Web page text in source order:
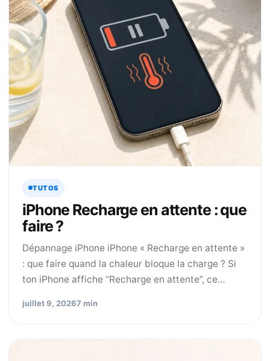
TUTOS
iPhone Recharge en attente : que
faire ?
Dépannage iPhone iPhone « Recharge en attente »
: que faire quand la chaleur bloque la charge ? Si
ton iPhone affiche “Recharge en attente”, ce…
juillet 9, 20267 min